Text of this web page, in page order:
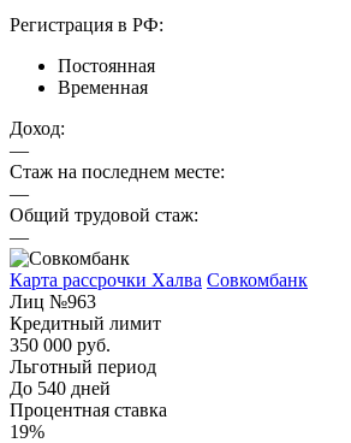
Регистрация в РФ:
Постоянная
Временная
Доход:
—
Стаж на последнем месте:
—
Общий трудовой стаж:
—
Карта рассрочки Халва Совкомбанк
Лиц №963
Кредитный лимит
350 000 руб.
Льготный период
До 540 дней
Процентная ставка
19%